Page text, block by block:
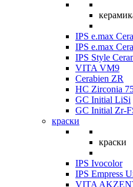
IPS e.max
IPS e.max
IPS Style
VITA VM9
Cerabien ZR
HC Zirconia
GC Initial LiSi
GC Initial Zr-
краски
краски
IPS Ivocolor
IPS Empress
VITA